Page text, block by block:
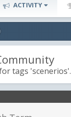
ACTIVITY
tags 'scenerios'.